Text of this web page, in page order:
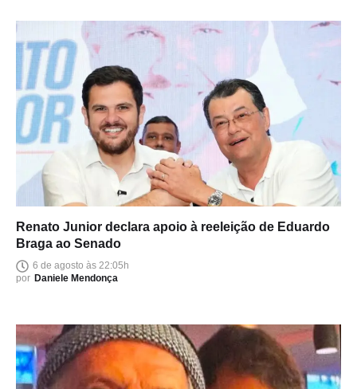
Renato Junior declara apoio à reeleição de Eduardo
Braga ao Senado
6 de agosto às 22:05h
por Daniele Mendonça